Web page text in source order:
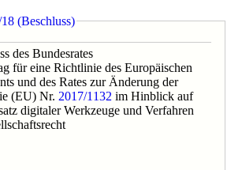
(Beschluss)
des Bundesrates
für eine Richtlinie des Europäischen
und des Rates zur Änderung der
(EU) Nr. 2017/1132 im Hinblick auf
digitaler Werkzeuge und Verfahren